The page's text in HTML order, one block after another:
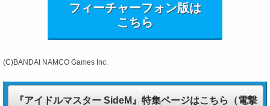
フィーチャーフォン版は
こちら
(C)BANDAI NAMCO Games Inc.
『アイドルマスター SideM』特集ページはこちら（電撃